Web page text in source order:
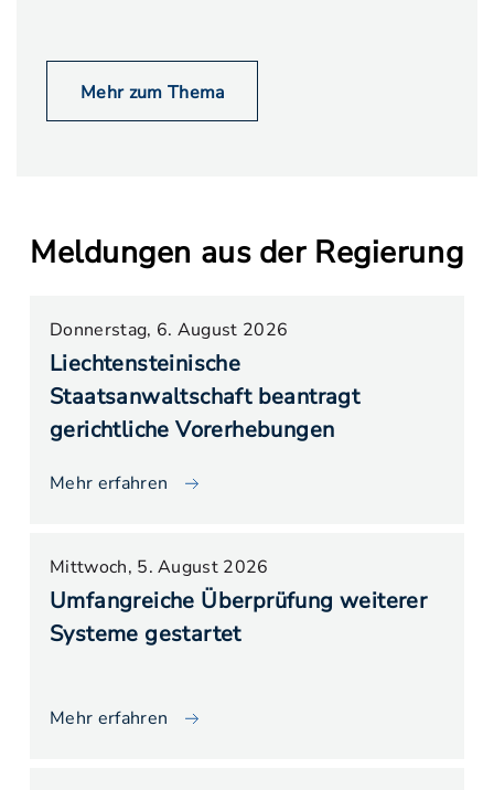
Mehr zum Thema
Meldungen aus der Regierung
Donnerstag, 6. August 2026
Liechtensteinische
Staatsanwaltschaft beantragt
gerichtliche Vorerhebungen
Mehr erfahren
Mittwoch, 5. August 2026
Umfangreiche Überprüfung weiterer
Systeme gestartet
Mehr erfahren